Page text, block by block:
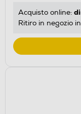
Acquisto online:
Ritiro in negozio